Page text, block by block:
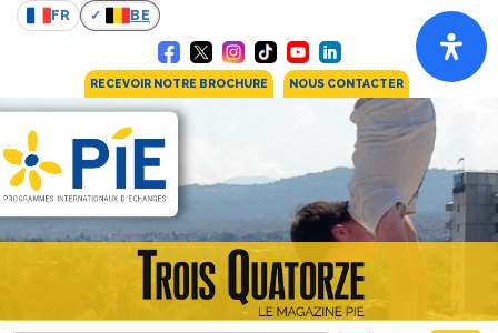
FR BE
RECEVOIR NOTRE BROCHURE NOUS CONTACTER